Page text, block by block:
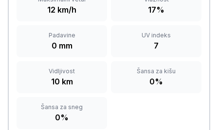
12 km/h 17%
Padavine
0 mm
UV indeks
7
Vidljivost
10 km
Šansa za kišu
0%
Šansa za sneg
0%